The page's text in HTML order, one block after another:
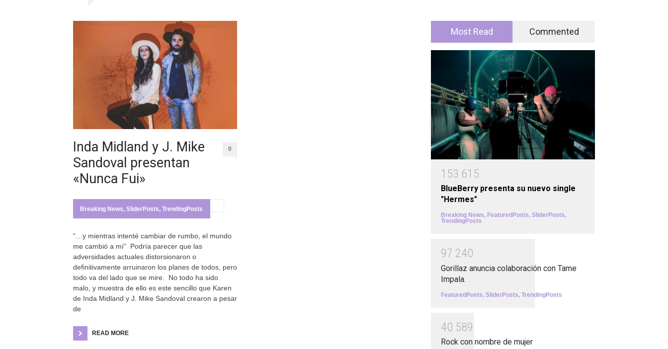
Inda Midland y J. Mike
Sandoval presentan
«Nunca Fui»
0
Breaking News, SliderPosts, TrendingPosts
“…y mientras intenté cambiar de rumbo, el mundo
me cambió a mí” Podría parecer que las
adversidades actuales distorsionaron o
definitivamente arruinaron los planes de todos, pero
todo va del lado que se mire. No todo ha sido
malo, y muestra de ello es este sencillo que Karen
de Inda Midland y J. Mike Sandoval crearon a pesar
de
READ MORE
Most Read Commented
1 53 61 5
BlueBerry presenta su nuevo single
"Hermes"
Breaking News, FeaturedPosts, SliderPosts,
TrendingPosts
97 240
Gorillaz anuncia colaboración con Tame
Impala.
FeaturedPosts, SliderPosts, TrendingPosts
40 589
Rock con nombre de mujer